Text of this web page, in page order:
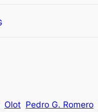
Olot Pedro G. Romero